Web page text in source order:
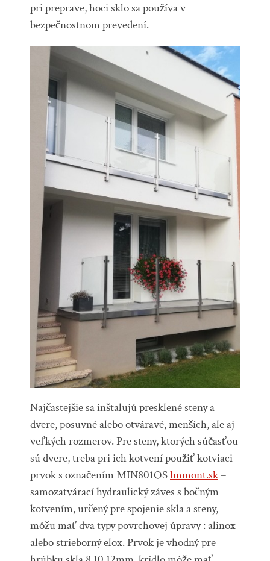
pri preprave, hoci sklo sa používa v
bezpečnostnom prevedení.
Najčastejšie sa inštalujú presklené steny a
dvere, posuvné alebo otváravé, menších, ale aj
veľkých rozmerov. Pre steny, ktorých súčasťou
sú dvere, treba pri ich kotvení použiť kotviaci
prvok s označením MIN801OSlmmont.sk–
samozatvárací hydraulický záves s bočným
kotvením, určený pre spojenie skla a steny,
môžu mať dva typy povrchovej úpravy : alinox
alebo strieborný elox.Prvok je vhodný pre